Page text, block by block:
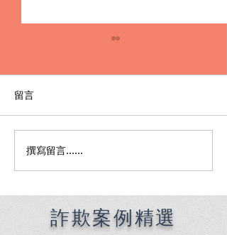
Premier English
Speaking Criminal
Filipinos in Taiwan:
Chien Sheng
International Law Firm
留言
撰寫留言......
詐欺案例精選